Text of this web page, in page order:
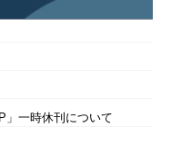
」一時休刊について